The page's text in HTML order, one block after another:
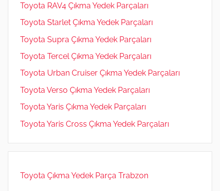
Toyota RAV4 Çıkma Yedek Parçaları
Toyota Starlet Çıkma Yedek Parçaları
Toyota Supra Çıkma Yedek Parçaları
Toyota Tercel Çıkma Yedek Parçaları
Toyota Urban Cruiser Çıkma Yedek Parçaları
Toyota Verso Çıkma Yedek Parçaları
Toyota Yaris Çıkma Yedek Parçaları
Toyota Yaris Cross Çıkma Yedek Parçaları
Toyota Çıkma Yedek Parça Trabzon